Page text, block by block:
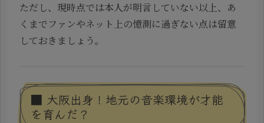
ただし、現時点では本人が明言していない以上、あ
くまでファンやネット上の憶測に過ぎない点は留意
しておきましょう。
■ 大阪出身！地元の音楽環境が才能
を育んだ？